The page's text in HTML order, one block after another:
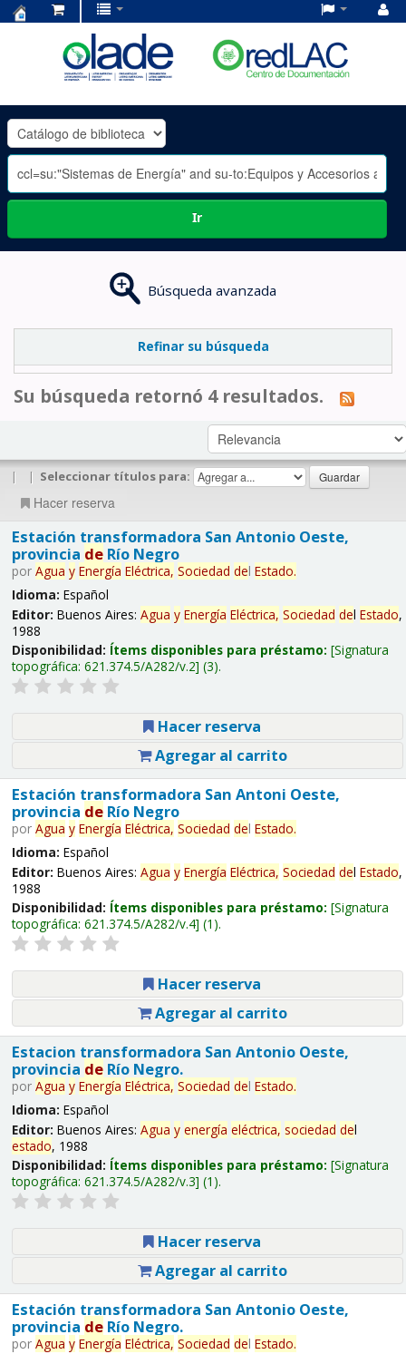
OLADE
-
Ir
Búsqueda avanzada
Refinar su búsqueda
Su búsqueda retornó 4 resultados.
| | Seleccionar títulos para:
Hacer reserva
Estación transformadora San Antonio Oeste,
provincia deRío Negro
por Agua y Energía Eléctrica, Sociedad del Estado.
Idioma: Español
Editor: Buenos Aires: Agua y Energía Eléctrica, Sociedad del Estado,
1988
Disponibilidad: Ítems disponibles para préstamo: Signatura
topográfica: 621.374.5/A282/v.2 (3).
Hacer reserva
Agregar al carrito
Estación transformadora San Antoni Oeste,
provincia deRío Negro
por Agua y Energía Eléctrica, Sociedad del Estado.
Idioma: Español
Editor: Buenos Aires: Agua y Energía Eléctrica, Sociedad del Estado,
1988
Disponibilidad: Ítems disponibles para préstamo: Signatura
topográfica: 621.374.5/A282/v.4 (1).
Hacer reserva
Agregar al carrito
Estacion transformadora San Antonio Oeste,
provincia deRío Negro.
por Agua y Energía Eléctrica, Sociedad del Estado.
Idioma: Español
Editor: Buenos Aires: Agua y energía eléctrica, sociedad del
estado, 1988
Disponibilidad: Ítems disponibles para préstamo: Signatura
topográfica: 621.374.5/A282/v.3 (1).
Hacer reserva
Agregar al carrito
Estación transformadora San Antonio Oeste,
provincia deRío Negro.
por Agua y Energía Eléctrica, Sociedad del Estado.